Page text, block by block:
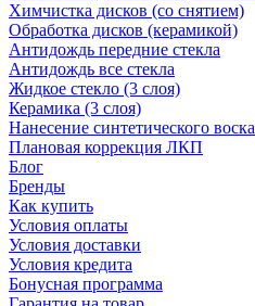
Химчистка дисков (со снятием)
Обработка дисков (керамикой)
Антидождь передние стекла
Антидождь все стекла
Жидкое стекло (3 слоя)
Керамика (3 слоя)
Нанесение синтетического воска
Плановая коррекция ЛКП
Блог
Бренды
Как купить
Условия оплаты
Условия доставки
Условия кредита
Бонусная программа